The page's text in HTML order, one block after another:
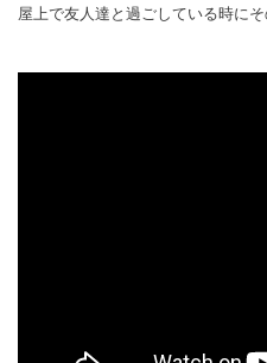
屋上で友人達と過ごしている時に